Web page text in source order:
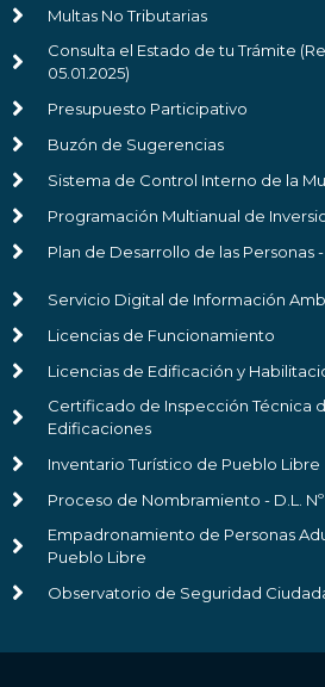
Multas No Tributarias
Consulta el Estado de tu Trámite
05.01.2025)
Presupuesto Participativo
Buzón de Sugerencias
Sistema de Control Interno de la
Programación Multianual de
Plan de Desarrollo de las Personas
Servicio Digital de Información
Licencias de Funcionamiento
Licencias de Edificación y
Certificado de Inspección Técnica
Edificaciones
Inventario Turístico de Pueblo Libre
Proceso de Nombramiento - D.L. Nº
Empadronamiento de Personas
Pueblo Libre
Observatorio de Seguridad